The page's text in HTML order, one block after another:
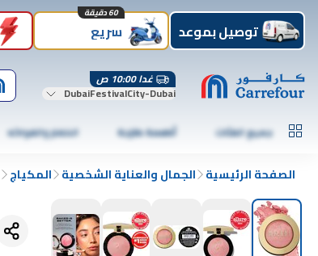
توصيل بموعد سريع
60 دقيقة
غدا 10:00 ص
DubaiFestivalCity-Dubai
جميع الفئات أطعمة طازجة الخضار والفواكه
الصفحة الرئيسية الجمال والعناية الشخصية المكياج